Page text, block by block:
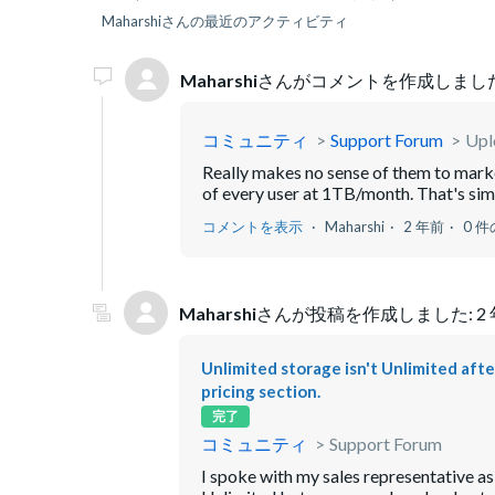
Maharshiさんの最近のアクティビティ
Maharshiさんがコメントを作成しまし
コミュニティ Support Forum
Really makes no sense of them to
of every user at 1TB/month. That's
コメントを表示 Maharshi 2 年前 0 件
Maharshiさんが投稿を作成しました: 2
Unlimited storage isn't Unlimited
pricing section.
完了
コミュニティ
Support Forum
I spoke with my sales representative